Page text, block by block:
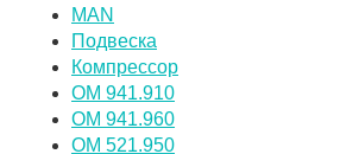
MAN
Подвеска
Компрессор
OM 941.910
OM 941.960
OM 521.950